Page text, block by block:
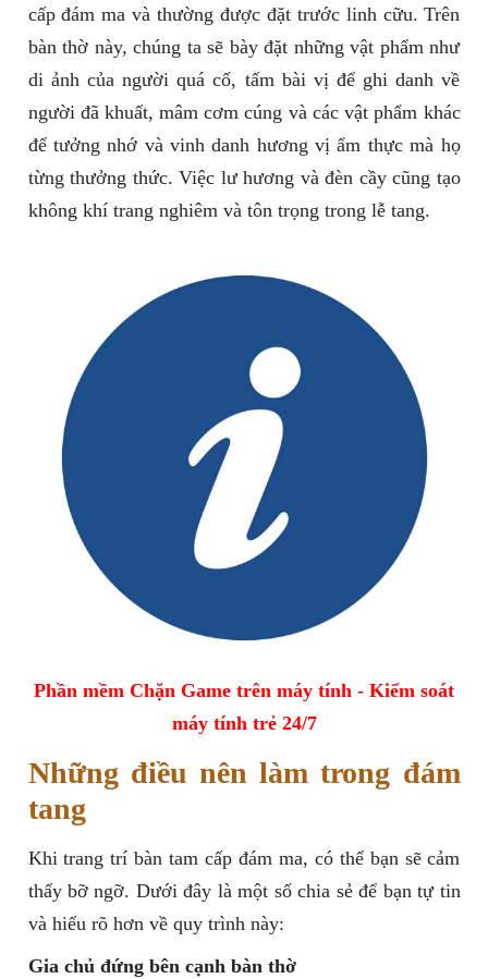
cấp đám ma và thường được đặt trước linh cữu. Trên
bàn thờ này, chúng ta sẽ bày đặt những vật phẩm như
di ảnh của người quá cố, tấm bài vị để ghi danh về
người đã khuất, mâm cơm cúng và các vật phẩm khác
để tưởng nhớ và vinh danh hương vị ẩm thực mà họ
từng thưởng thức. Việc lư hương và đèn cầy cũng tạo
không khí trang nghiêm và tôn trọng trong lễ tang.
Phần mềm Chặn Game trên máy tính - Kiểm soát
máy tính trẻ 24/7
Những điều nên làm trong đám
tang
Khi trang trí bàn tam cấp đám ma, có thể bạn sẽ cảm
thấy bỡ ngỡ. Dưới đây là một số chia sẻ để bạn tự tin
và hiểu rõ hơn về quy trình này:
Gia chủ đứng bên cạnh bàn thờ